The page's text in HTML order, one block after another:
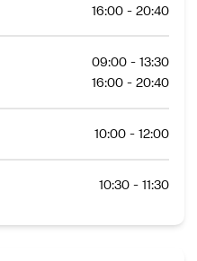
16:00 - 20:40
09:00 - 13:30
16:00 - 20:40
10:00 - 12:00
10:30 - 11:30